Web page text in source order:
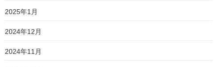
2025年1月
2024年12月
2024年11月